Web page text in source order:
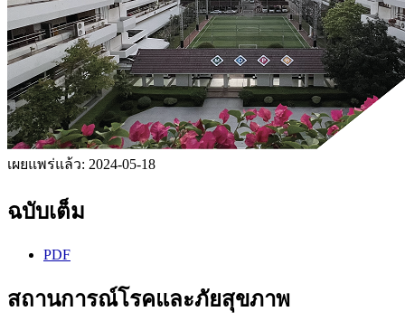
เผยแพร่แล้ว: 2024-05-18
ฉบับเต็ม
PDF
สถานการณ์โรคและภัยสุขภาพ